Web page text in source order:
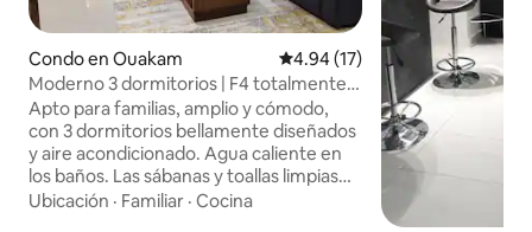
Condo en Ouakam Calificación promedio: 4.94 de
4.94 (17)
Moderno 3 dormitorios | F4 totalmente
equipado - Mamelles, Dakar
Apto para familias, amplio y cómodo,
con 3 dormitorios bellamente diseñados
y aire acondicionado. Agua caliente en
los baños. Las sábanas y toallas limpias
vienen selladas de la empresa de
Ubicación · Familiar · Cocina